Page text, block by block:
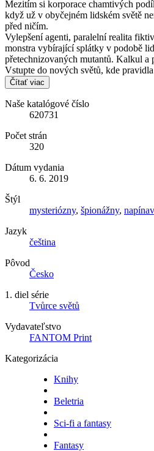
Mezitím si korporace chamtivých
když už v obyčejném lidském světě
před ničím.
Vylepšení agenti, paralelní realita
monstra vybírající splátky v podobě
přetechnizovaných mutantů. Kalkul a
Vstupte do nových světů, kde
Čítať viac
Naše katalógové číslo
620731
Počet strán
320
Dátum vydania
6. 6. 2019
Štýl
mysteriózny, špionážny,
Jazyk
čeština
Pôvod
Česko
1. diel série
Tvůrce světů
Vydavateľstvo
FANTOM Print
Kategorizácia
Knihy
Beletria
Sci-fi a fantasy
Fantasy